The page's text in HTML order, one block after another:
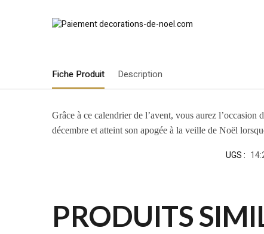
Fiche Produit Description
Grâce à ce calendrier de l’avent, vous aurez
décembre et atteint son apogée à la veille de Noël
UGS :
PRODUITS